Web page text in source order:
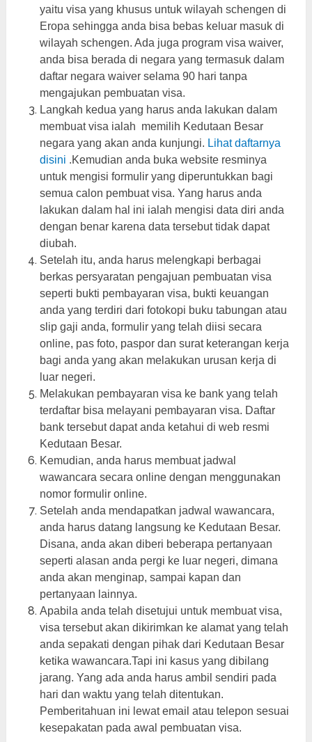
yaitu visa yang khusus untuk wilayah schengen di
Eropa sehingga anda bisa bebas keluar masuk di
wilayah schengen. Ada juga program visa waiver,
anda bisa berada di negara yang termasuk dalam
daftar negara waiver selama 90 hari tanpa
mengajukan pembuatan visa.
Langkah kedua yang harus anda lakukan dalam
membuat visa ialah memilih Kedutaan Besar
negara yang akan anda kunjungi. Lihat daftarnya
disini .Kemudian anda buka website resminya
untuk mengisi formulir yang diperuntukkan bagi
semua calon pembuat visa. Yang harus anda
lakukan dalam hal ini ialah mengisi data diri anda
dengan benar karena data tersebut tidak dapat
diubah.
Setelah itu, anda harus melengkapi berbagai
berkas persyaratan pengajuan pembuatan visa
seperti bukti pembayaran visa, bukti keuangan
anda yang terdiri dari fotokopi buku tabungan atau
slip gaji anda, formulir yang telah diisi secara
online, pas foto, paspor dan surat keterangan kerja
bagi anda yang akan melakukan urusan kerja di
luar negeri.
Melakukan pembayaran visa ke bank yang telah
terdaftar bisa melayani pembayaran visa. Daftar
bank tersebut dapat anda ketahui di web resmi
Kedutaan Besar.
Kemudian, anda harus membuat jadwal
wawancara secara online dengan menggunakan
nomor formulir online.
Setelah anda mendapatkan jadwal wawancara,
anda harus datang langsung ke Kedutaan Besar.
Disana, anda akan diberi beberapa pertanyaan
seperti alasan anda pergi ke luar negeri, dimana
anda akan menginap, sampai kapan dan
pertanyaan lainnya.
Apabila anda telah disetujui untuk membuat visa,
visa tersebut akan dikirimkan ke alamat yang telah
anda sepakati dengan pihak dari Kedutaan Besar
ketika wawancara.Tapi ini kasus yang dibilang
jarang. Yang ada anda harus ambil sendiri pada
hari dan waktu yang telah ditentukan.
Pemberitahuan ini lewat email atau telepon sesuai
kesepakatan pada awal pembuatan visa.